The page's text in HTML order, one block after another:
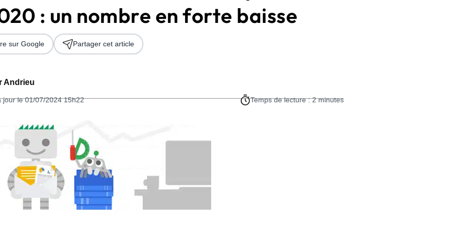
: un nombre en forte baisse
Andrieu
jour le 01/07/2024 15h22 Temps de lecture : 2 minutes
sur Google Partager cet article